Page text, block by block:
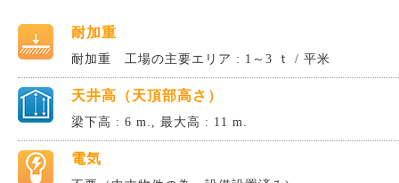
耐加重
耐加重 工場の主要エリア : 1～3 ｔ / 平米
天井高（天頂部高さ）
梁下高 : 6 m., 最大高 : 11 m.
電気